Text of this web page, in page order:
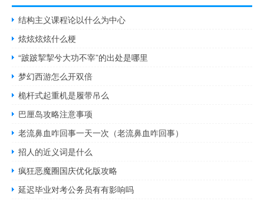
结构主义课程论以什么为中心
炫炫炫炫什么梗
“跛跛挈挈兮大功不宰”的出处是哪里
梦幻西游怎么开双倍
桅杆式起重机是履带吊么
巴厘岛攻略注意事项
老流鼻血咋回事一天一次（老流鼻血咋回事）
招人的近义词是什么
疯狂恶魔圈国庆优化版攻略
延迟毕业对考公务员有有影响吗